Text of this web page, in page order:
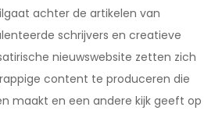
achter de artikelen van
schrijvers en creatieve
nieuwswebsite zetten zich
content te produceren die
maakt en een andere kijk geeft op